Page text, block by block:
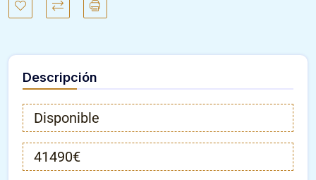
Descripción
Disponible
41490€